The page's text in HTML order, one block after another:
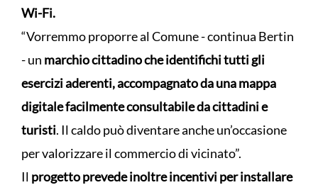
Wi-Fi.
“Vorremmo proporre al Comune - continua Bertin
- un marchio cittadino che identifichi tutti gli
esercizi aderenti, accompagnato da una mappa
digitale facilmente consultabile da cittadini e
turisti. Il caldo può diventare anche un’occasione
per valorizzare il commercio di vicinato”.
Il progetto prevede inoltre incentivi per installare